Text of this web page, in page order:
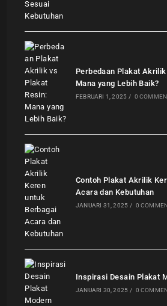
Perbedaan Plakat
Mana yang Lebih Baik?
FEBRUARI 1, 2025 / 0
Contoh Plakat Akrilik
Acara dan Kebutuhan
JANUARI 31, 2025 / 0
Inspirasi Desain Plakat
JANUARI 30, 2025 / 0